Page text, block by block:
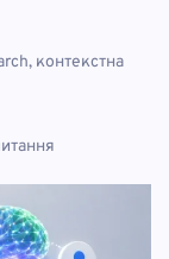
контекстна